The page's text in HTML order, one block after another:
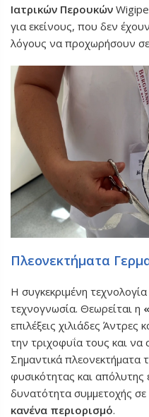
Ιατρικών Περουκών
για εκείνους, που δεν
λόγους να προχωρήσουν
Πλεονεκτήματα
Η συγκεκριμένη
τεχνογνωσία. Θεωρείται η
επιλέξεις χιλιάδες Άντρες
την τριχοφυΐα τους και
Σημαντικά πλεονεκτήματα
φυσικότητας και απόλυτης
δυνατότητα συμμετοχής
κανένα περιορισμό.